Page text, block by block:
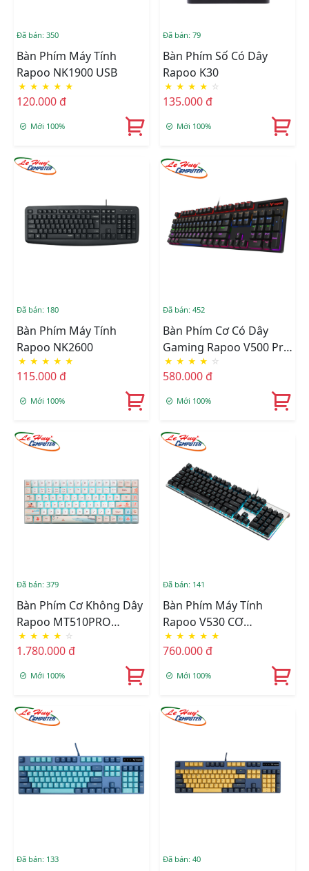
Đã bán: 350
Bàn Phím Máy Tính
Rapoo NK1900 USB
★ ★ ★ ★ ★
120.000 đ
Mới 100%
Đã bán: 79
Bàn Phím Số Có Dây
Rapoo K30
★ ★ ★ ★ ☆
135.000 đ
Mới 100%
Đã bán: 180
Bàn Phím Máy Tính
Rapoo NK2600
★ ★ ★ ★ ★
115.000 đ
Mới 100%
Đã bán: 452
Bàn Phím Cơ Có Dây
Gaming Rapoo V500 Pro
(Blue Switch)
★ ★ ★ ★ ☆
580.000 đ
Mới 100%
Đã bán: 379
Bàn Phím Cơ Không Dây
Rapoo MT510PRO
(Trắng Cam/Trắng Xanh)
★ ★ ★ ★ ☆
1.780.000 đ
Mới 100%
Đã bán: 141
Bàn Phím Máy Tính
Rapoo V530 CƠ
(OPTICAL SW)
★ ★ ★ ★ ★
760.000 đ
Mới 100%
Đã bán: 133 Đã bán: 40